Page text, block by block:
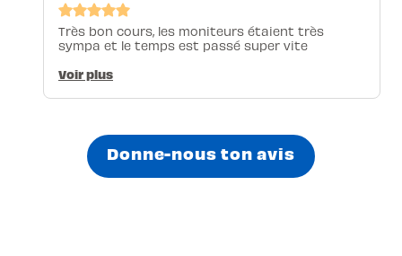
Très bon cours, les moniteurs étaient très
sympa et le temps est passé super vite
Voir plus
Donne-nous ton avis